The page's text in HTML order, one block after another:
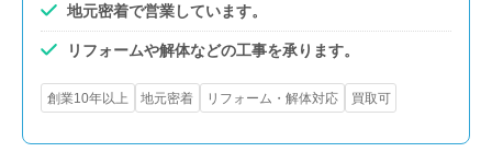
地元密着で営業しています。
リフォームや解体などの工事を承ります。
創業10年以上 地元密着 リフォーム・解体対応 買取可